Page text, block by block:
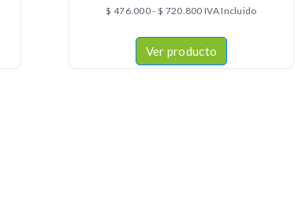
$ 476.000- $ 720.800 IVA Incluido
Ver producto